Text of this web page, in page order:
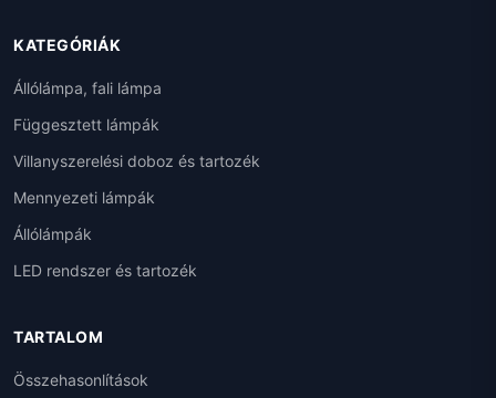
KATEGÓRIÁK
Állólámpa, fali lámpa
Függesztett lámpák
Villanyszerelési doboz és tartozék
Mennyezeti lámpák
Állólámpák
LED rendszer és tartozék
TARTALOM
Összehasonlítások